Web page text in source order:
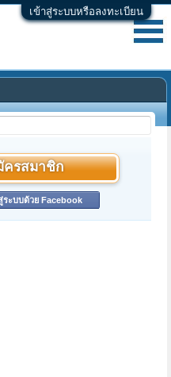
เข้าสู่ระบบหรือลงทะเบียน
ครสมาชิก
ระบบด้วย Facebook